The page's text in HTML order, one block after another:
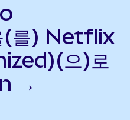
(를) Netflix
으)로
→